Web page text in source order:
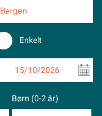
Enkelt
15/10/2026
Børn (0-2 år)